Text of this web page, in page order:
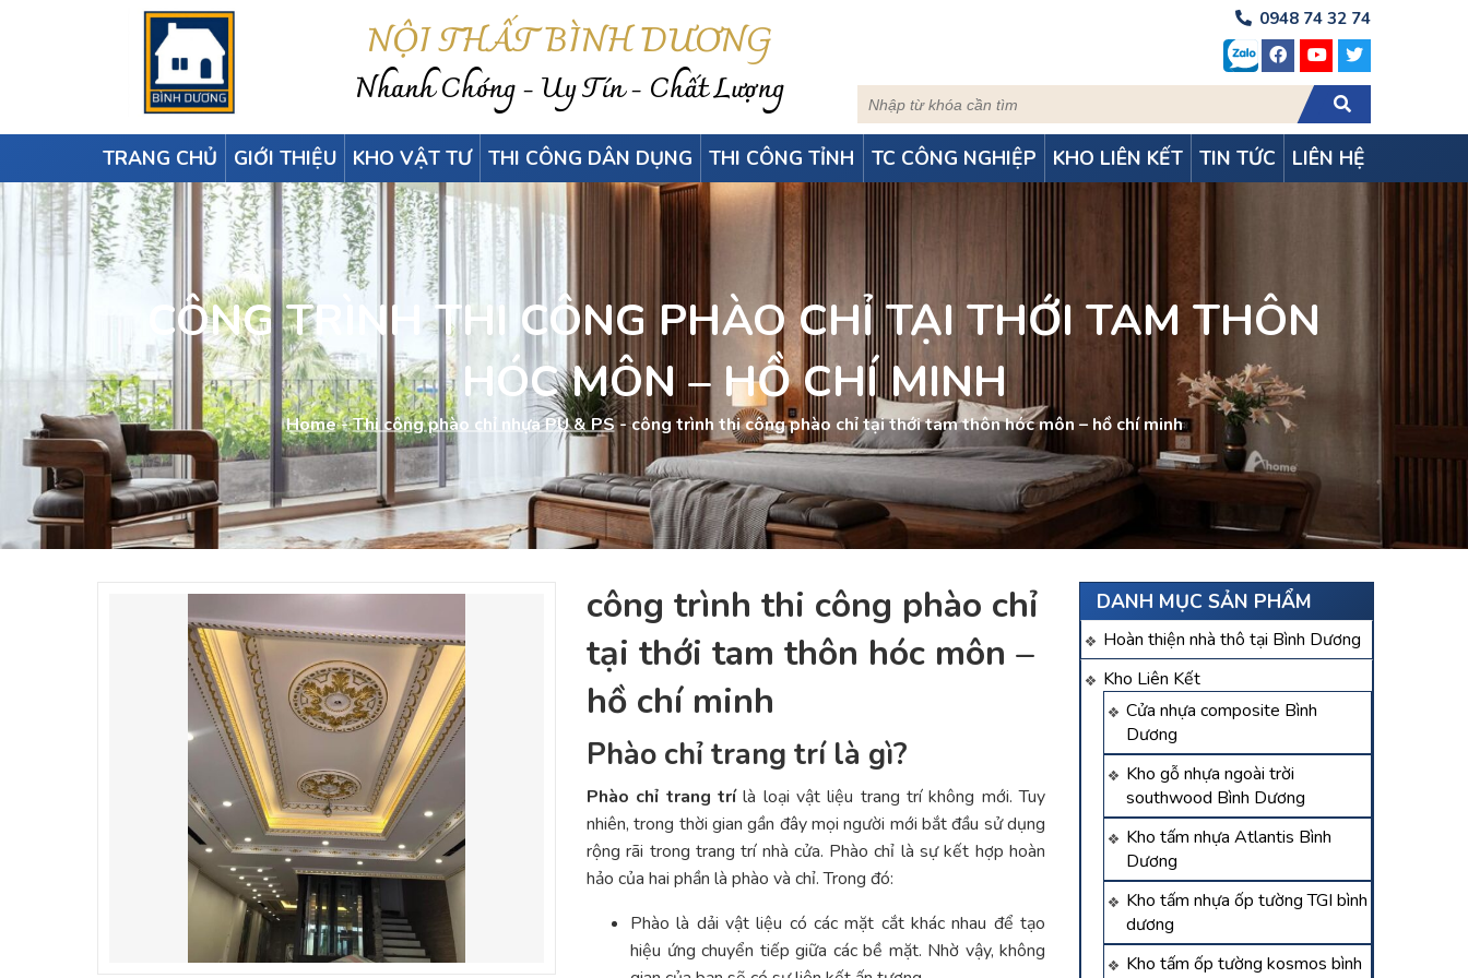
NỘI THẤT BÌNH DƯƠNG
Nhanh Chóng - Uy Tín - Chất Lượng
0948 74 32 74
TRANG CHỦ GIỚI THIỆU KHO VẬT TƯ THI CÔNG DÂN DỤNG THI CÔNG TỈNH TC CÔNG NGHIỆP KHO LIÊN KẾT TIN TỨC LIÊN HỆ
CÔNG TRÌNH THI CÔNG PHÀO CHỈ TẠI THỚI TAM THÔN
HÓC MÔN – HỒ CHÍ MINH
Home-Thi công phào chỉ nhựa PU & PS-công trình thi công phào chỉ tại thới tam thôn hóc môn – hồ chí minh
DANH MỤC SẢN PHẨM
Hoàn thiện nhà thô tại Bình Dương
Kho Liên Kết
Cửa nhựa composite Bình
Dương
Kho gỗ nhựa ngoài trời
southwood Bình Dương
Kho tấm nhựa Atlantis Bình
Dương
Kho tấm nhựa ốp tường TGI bình
dương
Kho tấm ốp tường kosmos bình
công trình thi công phào chỉ
tại thới tam thôn hóc môn –
hồ chí minh
Phào chỉ trang trí là gì?
Phào chỉ trang trílà loại vật liệu trang trí không mới. Tuy
nhiên, trong thời gian gần đây mọi người mới bắt đầu sử dụng
rộng rãi trong trang trí nhà cửa. Phào chỉ là sự kết hợp hoàn
hảo của hai phần là phào và chỉ. Trong đó:
Phào là dải vật liệu có các mặt cắt khác nhau để tạo
hiệu ứng chuyển tiếp giữa các bề mặt. Nhờ vậy, không